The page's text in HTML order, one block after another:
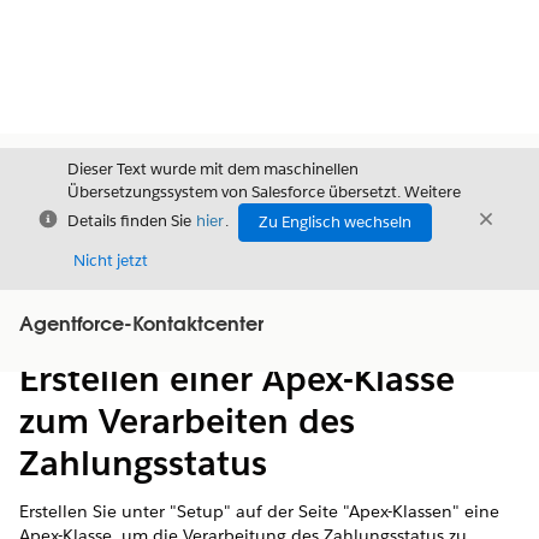
Schließen
Dieser Text wurde mit dem maschinellen
Übersetzungssystem von Salesforce übersetzt. Weitere
Details finden Sie hier.
Zu Englisch wechseln
Nicht jetzt
Agentforce-Kontaktcenter
Inhalt anzeigen
Inhalt
Erstellen einer Apex-Klasse
zum Verarbeiten des
Zahlungsstatus
Erstellen Sie unter "Setup" auf der Seite "Apex-Klassen" eine